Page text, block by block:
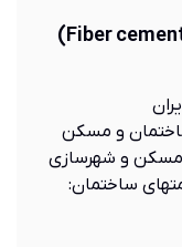
و مسكن
مسكن و شهرسازي
ساختمان: